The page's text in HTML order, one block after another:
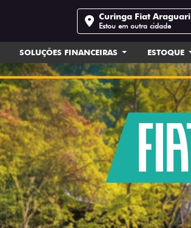
Curinga Fiat Araguari
Estou em outra cidade
SOLUÇÕES FINANCEIRAS ESTOQUE